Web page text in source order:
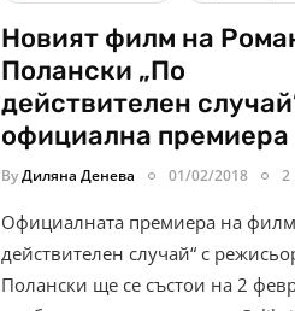
Новият филм на
Полански „По
действителен
официална премиера
ByДиляна Денева 01/02/2018 2
Официалната премиера на
действителен случай“ с
Полански ще се състои на 2